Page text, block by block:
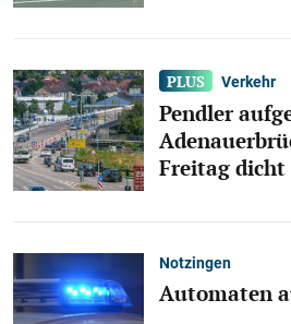
Verkehr
Pendler
Freitag dicht
Notzingen
Automaten